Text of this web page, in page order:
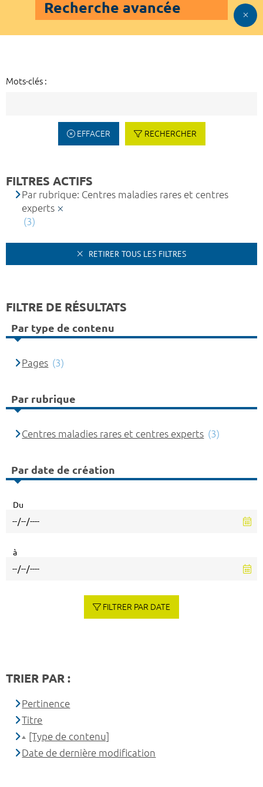
Recherche avancée
Mots-clés :
EFFACER RECHERCHER
FILTRES ACTIFS
Par rubrique: Centres maladies rares et centres
experts
(3)
RETIRER TOUS LES FILTRES
FILTRE DE RÉSULTATS
Par type de contenu
Pages (3)
Par rubrique
Centres maladies rares et centres experts (3)
Par date de création
Du
à
FILTRER PAR DATE
TRIER PAR :
Pertinence
Titre
[Type de contenu]
Date de dernière modification